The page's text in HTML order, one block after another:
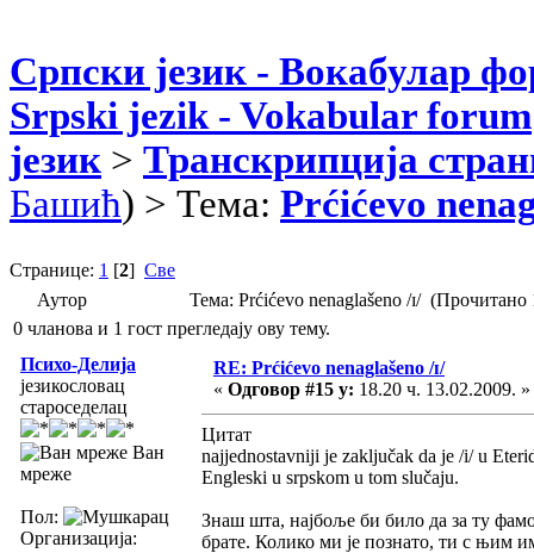
Српски језик - Вокабулар
Srpski jezik - Vokabular forum
језик > Транскрипција
Башић) > Тема: Prćićevo
Странице: 1 [2] Све
Аутор
Тема: Prćićevo nenaglašeno /ɪ/ (Прочитано
0 чланова и 1 гост прегледају ову тему.
Психо-Делија
језикословац
староседелац
Ван
мреже
Пол:
Организација:
RE: Prćićevo nenaglašeno /ɪ/
« Одговор #15 у: 18.20 ч. 13.02.2009. »
Цитат
najjednostavniji je zaključak da je /i/ u
Engleski u srpskom u tom slučaju.
Знаш шта, најбоље би било да за ту
брате. Колико ми је познато, ти с њим